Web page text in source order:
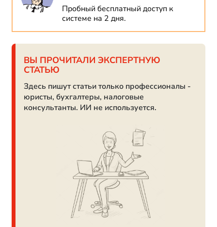
Пробный бесплатный доступ к
системе на 2 дня.
ВЫ ПРОЧИТАЛИ ЭКСПЕРТНУЮ
СТАТЬЮ
Здесь пишут статьи только профессионалы -
юристы, бухгалтеры, налоговые
консультанты. ИИ не используется.